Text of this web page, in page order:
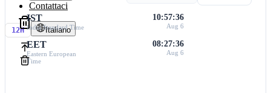
Contattaci
12H Italiano
IST
India Standard Time
10:57:36
Aug 6
EET
Eastern European
Time
08:27:36
Aug 6